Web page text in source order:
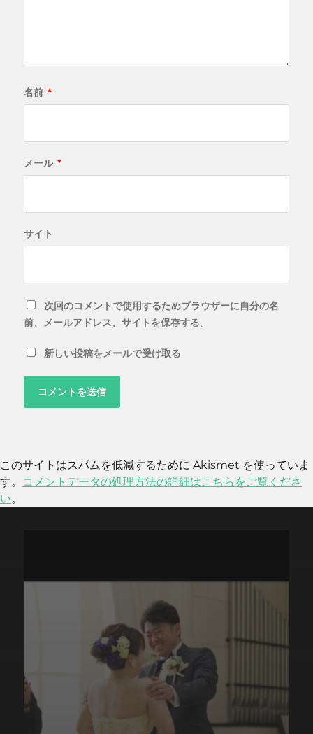
名前 *
メール *
サイト
次回のコメントで使用するためブラウザーに自分の名
前、メールアドレス、サイトを保存する。
新しい投稿をメールで受け取る
このサイトはスパムを低減するために Akismet を使っていま
す。
コメントデータの処理方法の詳細はこちらをご覧くださ
い。